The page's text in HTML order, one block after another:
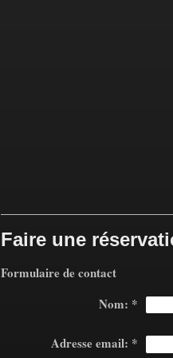
Faire une
Formulaire de contact
Nom: *
Adresse email: *